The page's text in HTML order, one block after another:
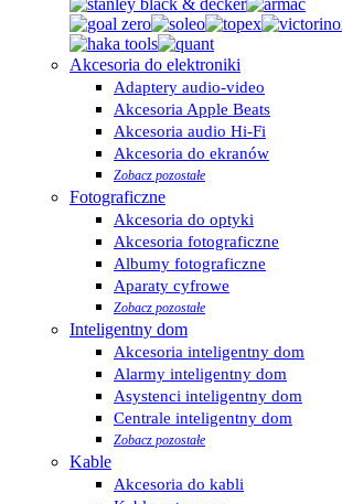
Akcesoria do elektroniki
Adaptery audio-video
Akcesoria Apple Beats
Akcesoria audio Hi-Fi
Akcesoria do ekranów
Zobacz pozostałe
Fotograficzne
Akcesoria do optyki
Akcesoria fotograficzne
Albumy fotograficzne
Aparaty cyfrowe
Zobacz pozostałe
Inteligentny dom
Akcesoria inteligentny dom
Alarmy inteligentny dom
Asystenci inteligentny dom
Centrale inteligentny dom
Zobacz pozostałe
Kable
Akcesoria do kabli